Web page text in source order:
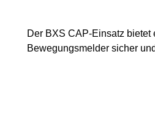
Der BXS CAP-Einsatz
Bewegungsmelder sicher